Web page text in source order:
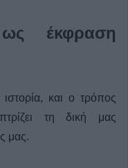
έκφραση
και ο τρόπος
τη δική μας
μας.